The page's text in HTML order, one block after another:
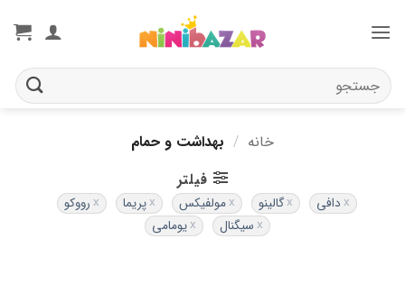
جستجو
برای:
خانه / بهداشت و حمام
فیلتر
دافی گالینو مولفیکس پریما
رووکو
سیگنال
یومامی